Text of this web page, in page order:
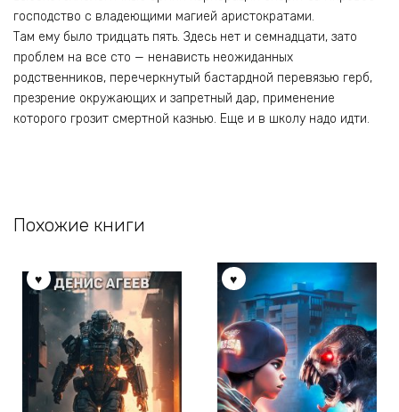
господство с владеющими магией аристократами.
Там ему было тридцать пять. Здесь нет и семнадцати, зато
проблем на все сто — ненависть неожиданных
родственников, перечеркнутый бастардной перевязью герб,
презрение окружающих и запретный дар, применение
которого грозит смертной казнью. Еще и в школу надо идти.
Похожие книги